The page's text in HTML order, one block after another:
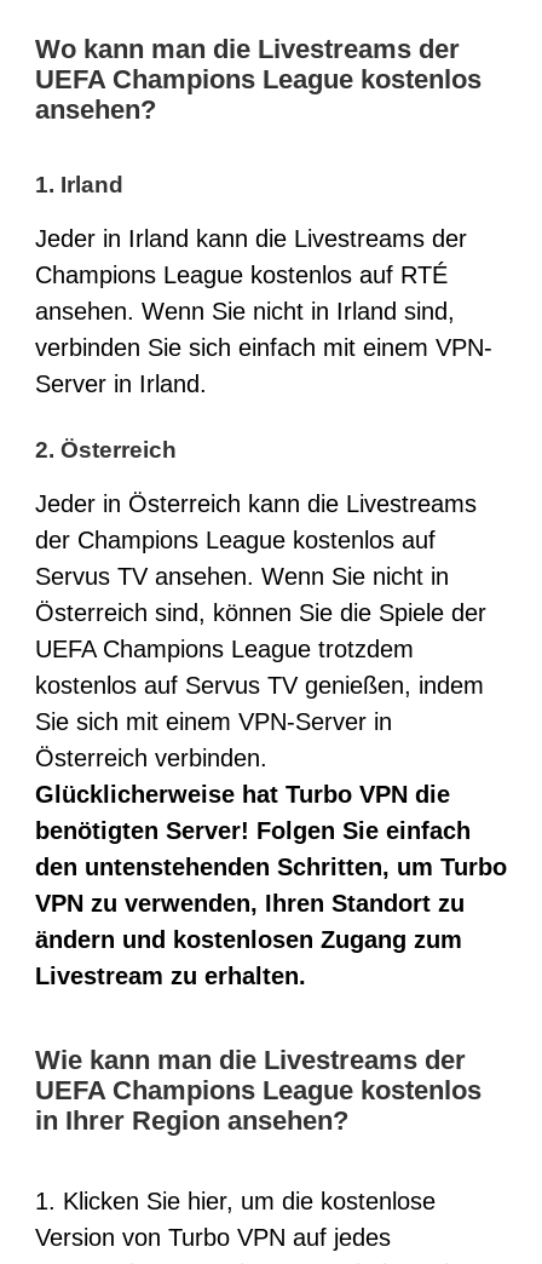
Wo kann man die Livestreams der
UEFA Champions League kostenlos
ansehen?
1. Irland
Jeder in Irland kann die Livestreams der
Champions League kostenlos auf RTÉ
ansehen. Wenn Sie nicht in Irland sind,
verbinden Sie sich einfach mit einem VPN-
Server in Irland.
2. Österreich
Jeder in Österreich kann die Livestreams
der Champions League kostenlos auf
Servus TV ansehen. Wenn Sie nicht in
Österreich sind, können Sie die Spiele der
UEFA Champions League trotzdem
kostenlos auf Servus TV genießen, indem
Sie sich mit einem VPN-Server in
Österreich verbinden.
Glücklicherweise hat Turbo VPN die
benötigten Server! Folgen Sie einfach
den untenstehenden Schritten, um Turbo
VPN zu verwenden, Ihren Standort zu
ändern und kostenlosen Zugang zum
Livestream zu erhalten.
Wie kann man die Livestreams der
UEFA Champions League kostenlos
in Ihrer Region ansehen?
1. Klicken Sie hier, um die kostenlose
Version von Turbo VPN auf jedes